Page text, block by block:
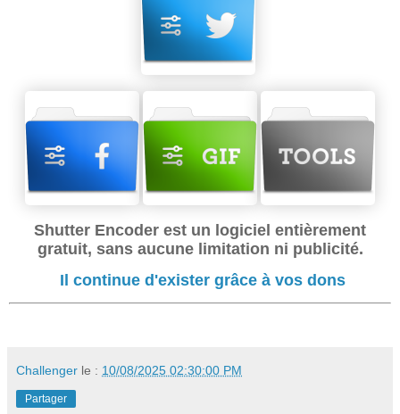
Shutter Encoder est un logiciel entièrement
gratuit, sans aucune limitation ni publicité.
Il continue d'exister grâce à vos dons
Challenger le : 10/08/2025 02:30:00 PM
Partager